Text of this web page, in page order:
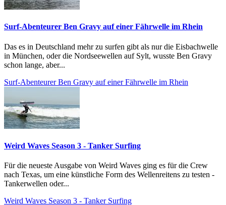
Surf-Abenteurer Ben Gravy auf einer Fährwelle im Rhein
Das es in Deutschland mehr zu surfen gibt als nur die Eisbachwelle
in München, oder die Nordseewellen auf Sylt, wusste Ben Gravy
schon lange, aber...
Surf-Abenteurer Ben Gravy auf einer Fährwelle im Rhein
Weird Waves Season 3 - Tanker Surfing
Für die neueste Ausgabe von Weird Waves ging es für die Crew
nach Texas, um eine künstliche Form des Wellenreitens zu testen -
Tankerwellen oder...
Weird Waves Season 3 - Tanker Surfing